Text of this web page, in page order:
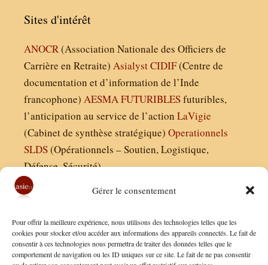
Gérer le consentement
Pour offrir la meilleure expérience, nous utilisons des technologies telles que les
cookies pour stocker et/ou accéder aux informations des appareils connectés. Le fait de
consentir à ces technologies nous permettra de traiter des données telles que le
comportement de navigation ou les ID uniques sur ce site. Le fait de ne pas consentir
Sites d'intérêt
ANOCR(Association Nationale des Officiers de
Carrière en Retraite) AsialystCIDIF(Centre de
documentation et d’information de l’Inde
francophone) AESMAFUTURIBLESfuturibles,
l’anticipation au service de l’action LaVigie
(Cabinet de synthèse stratégique) Operationnels
SLDS(Opérationnels – Soutien, Logistique,
Défense, Sécurité)
Finaldées EURL
Siège social : 13 avenue Boudon, 75016, Paris